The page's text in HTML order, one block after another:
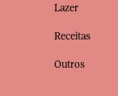
Lazer
Receitas
Outros